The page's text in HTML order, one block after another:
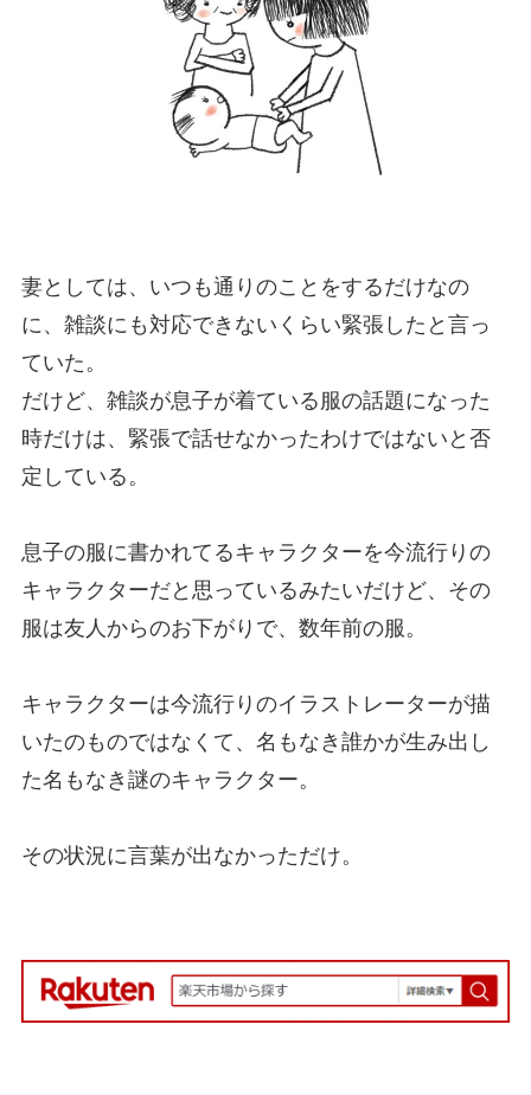
妻としては、いつも通りのことをするだけなの
に、雑談にも対応できないくらい緊張したと言っ
ていた。
だけど、雑談が息子が着ている服の話題になった
時だけは、緊張で話せなかったわけではないと否
定している。
息子の服に書かれてるキャラクターを今流行りの
キャラクターだと思っているみたいだけど、その
服は友人からのお下がりで、数年前の服。
キャラクターは今流行りのイラストレーターが描
いたのものではなくて、名もなき誰かが生み出し
た名もなき謎のキャラクター。
その状況に言葉が出なかっただけ。